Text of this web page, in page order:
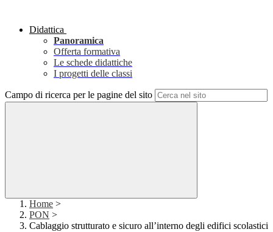
Didattica
Panoramica
Offerta formativa
Le schede didattiche
I progetti delle classi
Campo di ricerca per le pagine del sito
Home >
PON >
Cablaggio strutturato e sicuro all’interno degli edifici scolastici